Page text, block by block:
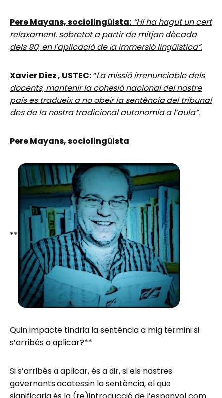
Pere Mayans, sociolingüista: “Hi ha hagut un cert
relaxament, sobretot a partir de mitjan dècada
dels 90, en l’aplicació de la immersió lingüística”.
Xavier Diez , USTEC:“La missió irrenunciable dels
docents, mantenir la cohesió nacional del nostre
país es tradueix a no obeir la sentència del tribunal
des de la nostra tradicional autonomia a l’aula”.
Pere Mayans, sociolingüista
**
Quin impacte tindria la sentència a mig termini si
s’arribés a aplicar?**
Si s’arribés a aplicar, és a dir, si els nostres
governants acatessin la sentència, el que